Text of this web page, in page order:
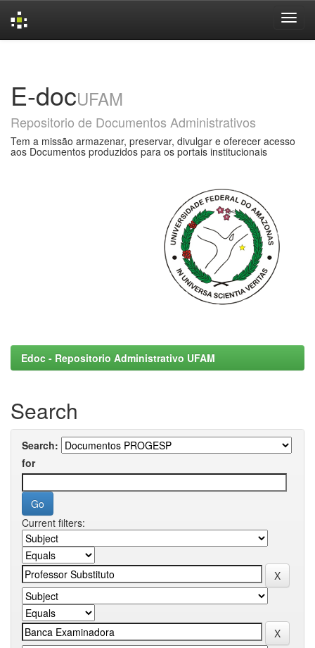
E-docUFAM
Repositorio de Documentos Administrativos
Tem a missão armazenar, preservar, divulgar e oferecer acesso
aos Documentos produzidos para os portais institucionais
Edoc - Repositorio Administrativo UFAM
Search
Search:
for
Current filters: